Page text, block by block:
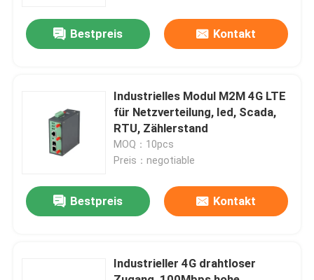
Werksbesichtigung
Qualitätskontrolle
Kontakt mit uns
Neuigkeiten
Bestpreis Kontakt
Industrielles Modul M2M 4G LTE
für Netzverteilung, Ied, Scada,
RTU, Zählerstand
MOQ：10pcs
Preis：negotiable
Bestpreis Kontakt
Industrieller 4G drahtloser